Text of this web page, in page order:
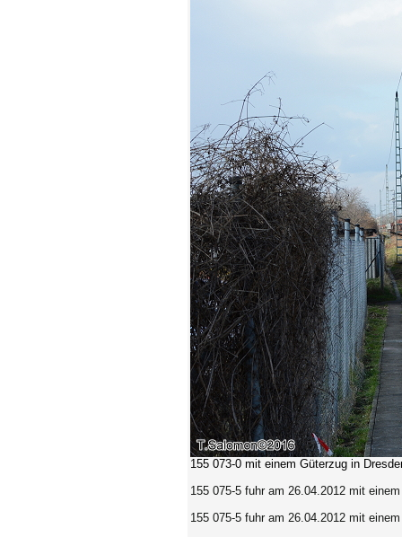
155 073-0 mit einem Güterzug in
155 075-5 fuhr am 26.04.2012 mit
155 075-5 fuhr am 26.04.2012 mit